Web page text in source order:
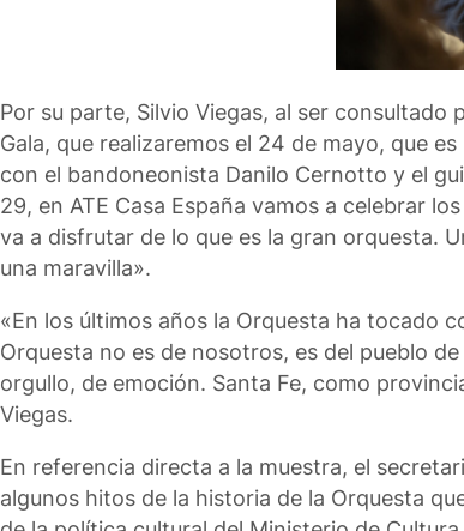
Por su parte, Silvio Viegas, al ser
Gala, que realizaremos el 24 de mayo, que
con el bandoneonista Danilo Cernotto y el
29, en ATE Casa España vamos a celebrar
va a disfrutar de lo que es la gran orquesta.
una maravilla».
«En los últimos años la Orquesta ha tocado
Orquesta no es de nosotros, es del pueblo
orgullo, de emoción. Santa Fe, como
Viegas.
En referencia directa a la muestra, el
algunos hitos de la historia de la Orquesta